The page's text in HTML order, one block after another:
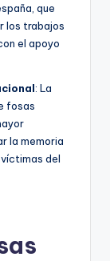
que
los trabajos
el apoyo
: La
fosas
la memoria
del